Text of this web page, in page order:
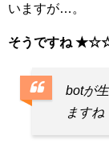
いますが…。
そうですね
botが
ますね